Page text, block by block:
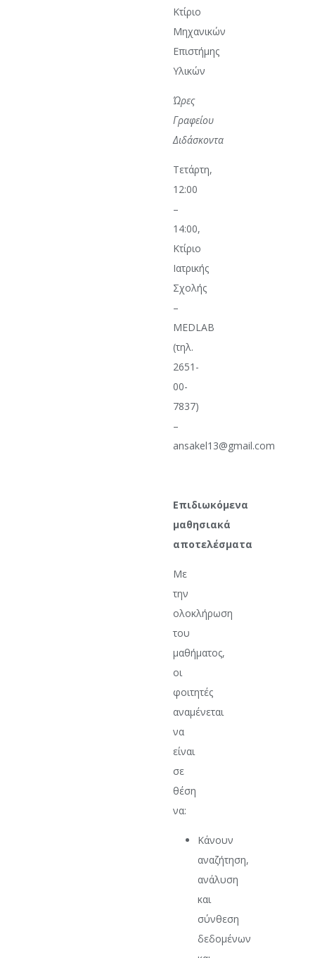
Κτίριο
Μηχανικών
Επιστήμης
Υλικών
Ώρες
Γραφείου
Διδάσκοντα
Τετάρτη,
12:00
–
14:00,
Κτίριο
Ιατρικής
Σχολής
–
MEDLAB
(τηλ.
2651-
00-
7837)
–
ansakel13@gmail.com
Επιδιωκόμενα
μαθησιακά
αποτελέσματα
Με
την
ολοκλήρωση
του
μαθήματος,
οι
φοιτητές
αναμένεται
να
είναι
σε
θέση
να:
Κάνουν
αναζήτηση,
ανάλυση
και
σύνθεση
δεδομένων